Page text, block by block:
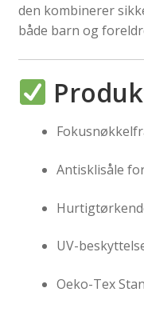
den kombinerer
både barn og
Antisklisåle
UV-
Oeko-Tex